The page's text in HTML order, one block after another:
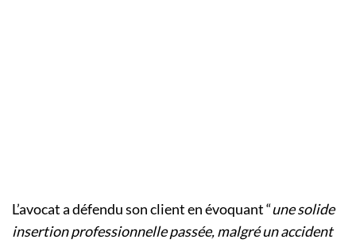
L’avocat a défendu son client en évoquant “une solide
insertion professionnelle passée, malgré un accident